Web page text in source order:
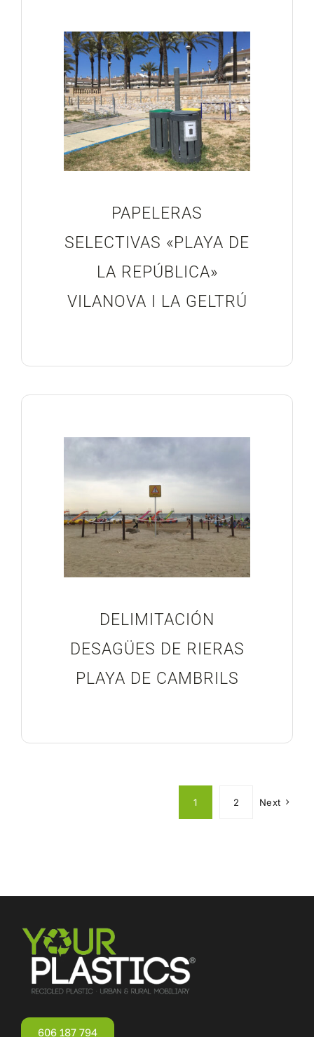
PAPELERAS
SELECTIVAS «PLAYA DE
LA REPÚBLICA»
VILANOVA I LA GELTRÚ
DELIMITACIÓN
DESAGÜES DE RIERAS
PLAYA DE CAMBRILS
1 2 Next
606 187 794